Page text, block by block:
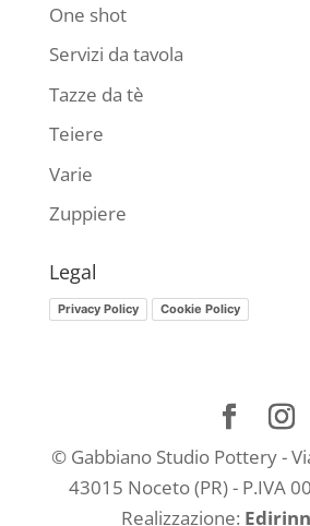
One shot
Servizi da tavola
Tazze da tè
Teiere
Varie
Zuppiere
Legal
Privacy Policy Cookie Policy
© Gabbiano Studio Pottery -
43015 Noceto (PR) - P.IVA
Realizzazione: